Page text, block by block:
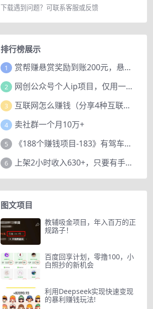
下载遇到问题？可联系客服或反馈
排行榜展示
1 赏帮赚悬赏奖励到账200元，悬赏任务多劳多得，人人可做。
2 网创公众号个人ip项目，仅用一篇文章做到全网引流！
3 互联网怎么赚钱（分享4种互联网赚钱模式）
4 卖社群一个月10万+
5 《188个赚钱项目-183》有驾车评项目，动动小手，复制粘贴赚44元！
6 上架2小时收入630+，只要有手就能做的AI搞钱项目，奶奶看完都能学会!
图文项目
教辅吸金项目，年入百万的正
规路子！
百度回享计划，零撸100，小
白照抄的新机会
利用Deepseek实现快速变现
的暴利赚钱玩法!